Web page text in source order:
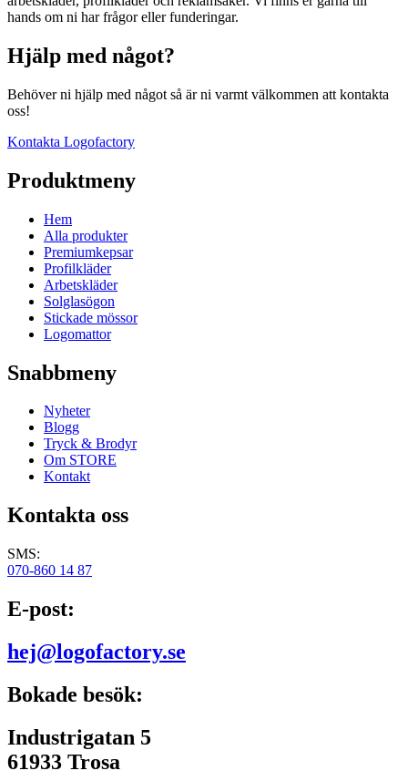
hands om ni har frågor eller funderingar.
Hjälp med något?
Behöver ni hjälp med något så är ni varmt välkommen att kontakta
oss!
Kontakta Logofactory
Produktmeny
Hem
Alla produkter
Premiumkepsar
Profilkläder
Arbetskläder
Solglasögon
Stickade mössor
Logomattor
Snabbmeny
Nyheter
Blogg
Tryck & Brodyr
Om STORE
Kontakt
Kontakta oss
SMS:
070-860 14 87
E-post:
hej@logofactory.se
Bokade besök:
Industrigatan 5
61933 Trosa